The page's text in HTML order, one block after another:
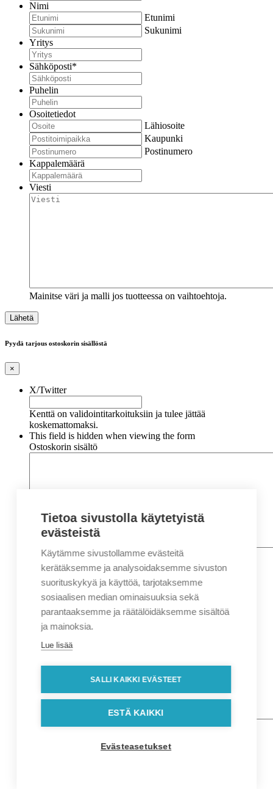
Nimi
Etunimi
Sukunimi
Yritys
Sähköposti*
Puhelin
Osoitetiedot
Lähiosoite
Kaupunki
Postinumero
Kappalemäärä
Viesti
Mainitse väri ja malli jos tuotteessa on vaihtoehtoja.
Pyydä tarjous ostoskorin sisällöstä
×
X/Twitter
Kenttä on validointitarkoituksiin ja tulee jättää
koskemattomaksi.
This field is hidden when viewing the form
Ostoskorin sisältö
Nimi*
Etunimi
Sukunimi
Sähköposti*
Puhelin*
Osoitetiedot
Lähiosoite
Postinumero
Tietoa sivustolla käytetyistä
evästeistä
Käytämme sivustollamme evästeitä
kerätäksemme ja analysoidaksemme sivuston
suorituskykyä ja käyttöä, tarjotaksemme
sosiaalisen median ominaisuuksia sekä
parantaaksemme ja räätälöidäksemme sisältöä
ja mainoksia.
Lue lisää
SALLI KAIKKI EVÄSTEET
ESTÄ KAIKKI
Evästeasetukset